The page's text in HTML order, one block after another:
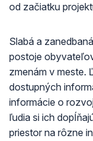
od začiatku
Slabá a
postoje
zmenám v meste.
dostupných
informácie o
ľudia si ich
priestor na rôzne